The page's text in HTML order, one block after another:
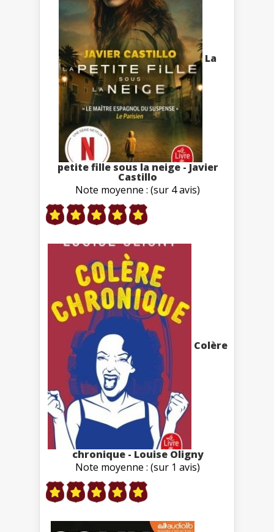
La
petite fille sous la neige - Javier
Castillo
Note moyenne : (sur 4 avis)
Colère
chronique - Louise Oligny
Note moyenne : (sur 1 avis)